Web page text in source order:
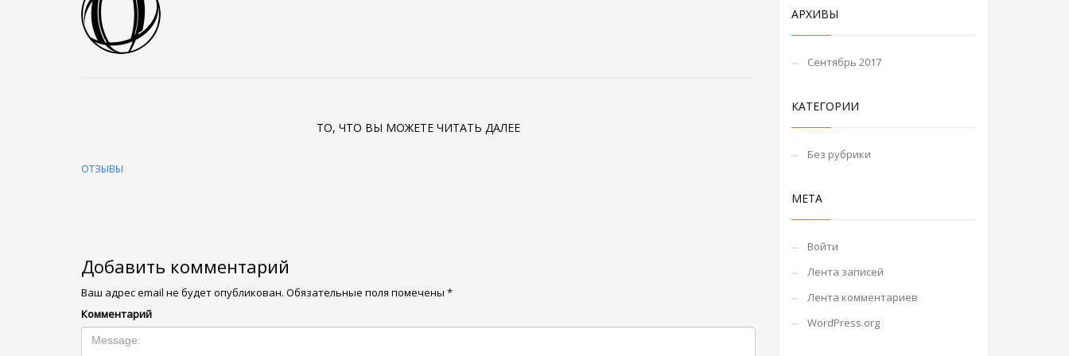
ТО, ЧТО ВЫ МОЖЕТЕ ЧИТАТЬ ДАЛЕЕ
ОТЗЫВЫ
Добавить комментарий
Ваш адрес email не будет опубликован. Обязательные поля помечены *
Комментарий
АРХИВЫ
Сентябрь 2017
КАТЕГОРИИ
Без рубрики
МЕТА
Войти
Лента записей
Лента комментариев
WordPress.org